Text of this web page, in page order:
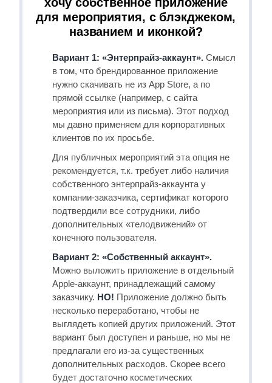
для мероприятия, с блэкджеком,
названием и иконкой?
Вариант 1: «Энтерпрайз-аккаунт». Смысл
в том, что брендированное приложение
нужно скачивать не из App Store, а по
прямой ссылке (например, с сайта
мероприятия или из письма). Этот подход
мы давно применяем для корпоративных
клиентов по их просьбе.
Для публичных мероприятий эта опция не
рекомендуется, т.к. требует либо наличия
собственного энтерпрайз-аккаунта у
компании-заказчика, сертификат которого
подтвердили все сотрудники, либо
дополнительных «телодвижений» от
конечного пользователя.
Вариант 2: «Собственный аккаунт».
Можно выложить приложение в отдельный
Apple-аккаунт, принадлежащий самому
заказчику. НО! Приложение должно быть
несколько переработано, чтобы не
выглядеть копией других приложений. Этот
вариант был доступен и раньше, но мы не
предлагали его из-за существенных
дополнительных расходов. Скорее всего
будет достаточно косметических